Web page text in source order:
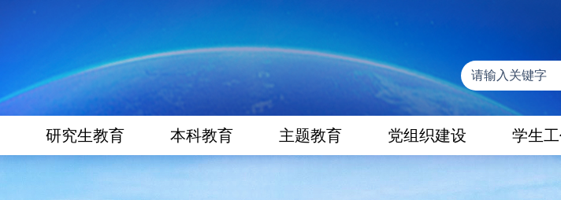
研究生教育 本科教育 主题教育 党组织建设 学生